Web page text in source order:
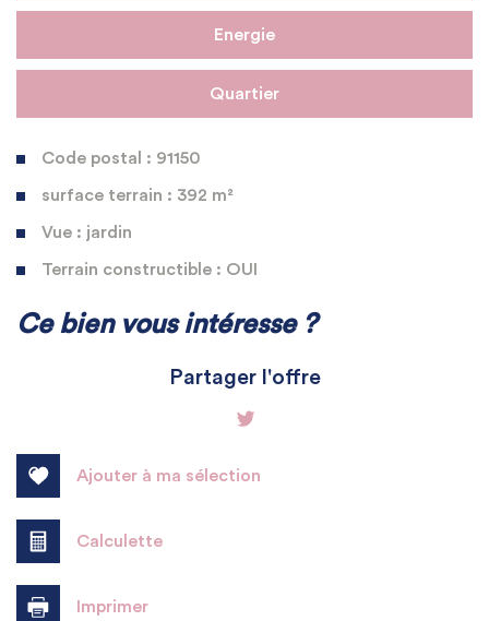
Energie
Quartier
Code postal : 91150
surface terrain : 392 m²
Vue : jardin
Terrain constructible : OUI
La ville de Morigny-Champigny
−
Ce bien vous intéresse ?
Partager l'offre
Ajouter à ma sélection
Calculette
Imprimer